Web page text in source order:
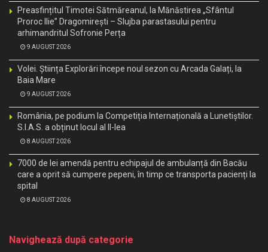
Preasfințitul Timotei Sătmăreanul, la Mănăstirea „Sfântul
Proroc Ilie” Dragomirești – Slujba parastasului pentru
arhimandritul Sofronie Perța
9 AUGUST 2026
Volei. Știința Explorări începe noul sezon cu Arcada Galați, la
Baia Mare
9 AUGUST 2026
România, pe podium la Competiția Internațională a Lunetiștilor.
S.I.A.S. a obținut locul al II-lea
8 AUGUST 2026
7000 de lei amendă pentru echipajul de ambulanță din Bacău
care a oprit să cumpere pepeni, în timp ce transporta pacienți la
spital
8 AUGUST 2026
Navighează după categorie